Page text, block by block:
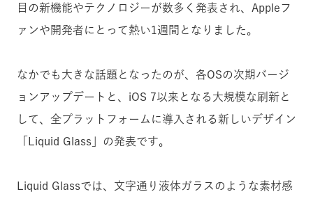
目の新機能やテクノロジーが数多く発表され、Appleフ
ァンや開発者にとって熱い1週間となりました。
なかでも大きな話題となったのが、各OSの次期バージ
ョンアップデートと、iOS 7以来となる大規模な刷新と
して、全プラットフォームに導入される新しいデザイン
「Liquid Glass」の発表です。
Liquid Glassでは、文字通り液体ガラスのような素材感